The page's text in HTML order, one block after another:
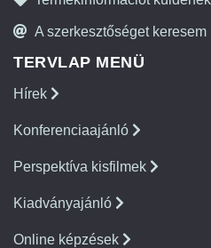
A szerkesztőséget keresem
TERVLAP MENÜ
Hírek
Konferenciaajánló
Perspektíva kisfilmek
Kiadványajánló
Online képzések